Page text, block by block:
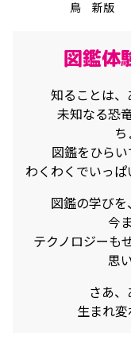
鳥 新版
図鑑体
知ることは、
未知なる恐竜
ち
図鑑をひらい
わくわくでいっぱ
図鑑の学びを
今
テクノロジーも
思
さあ、
生まれ変